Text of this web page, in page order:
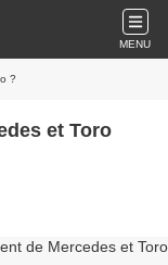
MENU
?
et Toro